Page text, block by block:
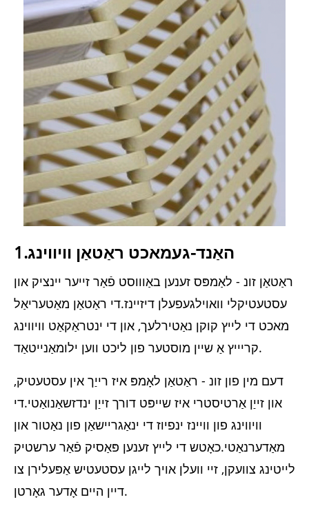
1.האַנד-געמאכט ראַטאַן וויווינג
ראַטאַן זונ - לאַמפּס זענען באַוווסט פֿאַר זייער יינציק און
עסטעטיקלי וואוילגעפעלן דיזיינז.די ראַטאַן מאַטעריאַל
מאכט די לייץ קוקן נאַטירלעך, און די ינטראַקאַט וויווינג
קריייץ אַ שיין מוסטער פון ליכט ווען ילומאַנייטאַד.
דעם מין פון זונ - ראַטאַן לאָמפּ איז רייַך אין עסטעטיק,
און זייַן אַרטיסטרי איז שייפּט דורך זייַן ינדזשאַנואַטי.די
וויווינג פון וויינז ינפיוז די ינאַגריישאַן פון נאַטור און
מאַדערנאַטי.כאָטש די לייץ זענען פּאַסיק פֿאַר ערשטיק
לייטינג צוועקן, זיי וועלן אויך לייגן עסטעטיש אַפּעלירן צו
דיין היים אָדער גאָרטן.